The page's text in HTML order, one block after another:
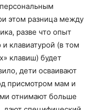
этом разница между
разве что опыт
клавиатурой (в том
клавиш) будет
дети осваивают
присмотром мам и
отнимают больше